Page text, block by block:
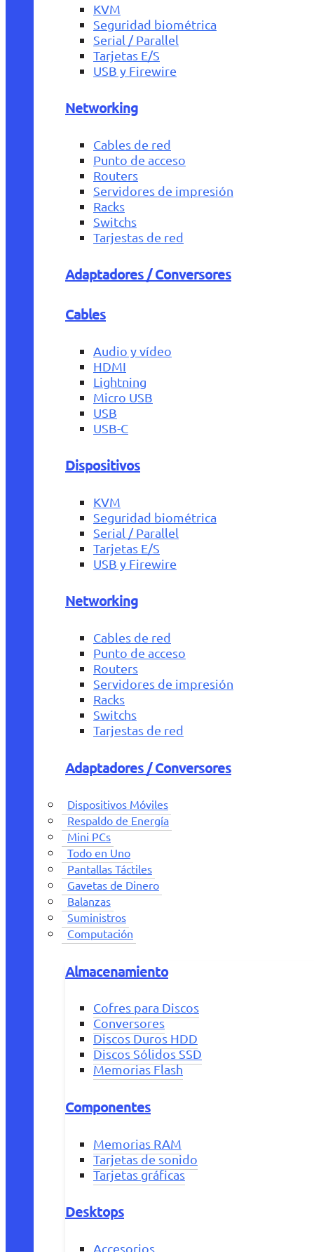
KVM
Seguridad biométrica
Serial / Parallel
Tarjetas E/S
USB y Firewire
Networking
Cables de red
Punto de acceso
Routers
Servidores de impresión
Racks
Switchs
Tarjestas de red
Adaptadores / Conversores
Cables
Audio y vídeo
HDMI
Lightning
Micro USB
USB
USB-C
Dispositivos
KVM
Seguridad biométrica
Serial / Parallel
Tarjetas E/S
USB y Firewire
Networking
Cables de red
Punto de acceso
Routers
Servidores de impresión
Racks
Switchs
Tarjestas de red
Adaptadores / Conversores
Dispositivos Móviles
Respaldo de Energía
Mini PCs
Todo en Uno
Pantallas Táctiles
Gavetas de Dinero
Balanzas
Suministros
Computación
Almacenamiento
Cofres para Discos
Conversores
Discos Duros HDD
Discos Sólidos SSD
Memorias Flash
Componentes
Memorias RAM
Tarjetas de sonido
Tarjetas gráficas
Desktops
Accesorios